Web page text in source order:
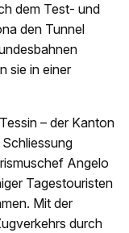
dem Test- und
den Tunnel
sie in einer
– der Kanton
Angelo
Tagestouristen
Mit der
durch